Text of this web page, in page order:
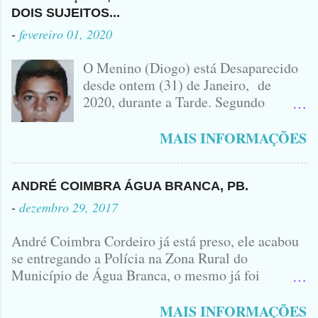
ACIDENTE EM QUE ZÉ DO RÁDIO
PERDEU A VIDA.... FOTO
IDOMINIS FIDELIS FOTO
IDOMINIS FIDELIS VEÍCULO
ENVOLVIDO NO ACIDENTE UMA
MONTANA NA FOTO VOCÊS
PODEM OBSERVAR QUE TODAS...
DOIS SUJEITOS...
- fevereiro 01, 2020
O Menino (Diogo) está Desaparecido
desde ontem (31) de Janeiro, de
2020, durante a Tarde. Segundo
Bairro Jardim Karlota, aqui em
98356406 - Se você souber de alguma
Informação, favor avisar através deste
Luciana, ela tá Desesperada.
MAIS INFORMAÇÕES
ANDRÉ COIMBRA ÁGUA BRANCA, PB.
- dezembro 29, 2017
André Coimbra Cordeiro já está preso, ele acabou
se entregando a Polícia na Zona Rural do
Município de Água Branca, o mesmo já foi
cedo, tinha surgido a informação que, o acusado,
MAIS INFORMAÇÕES